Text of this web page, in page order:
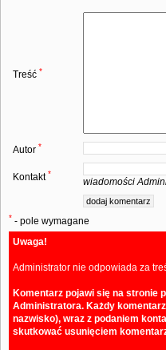
Treść *
Autor *
Kontakt*
wiadomości
* - pole wymagane
Uwaga!
Administrator nie odpowiada za
Komentarz pojawi się na stronie
Administratora. Każdy
nazwisko), wraz z podaniem
skutkować usunięciem